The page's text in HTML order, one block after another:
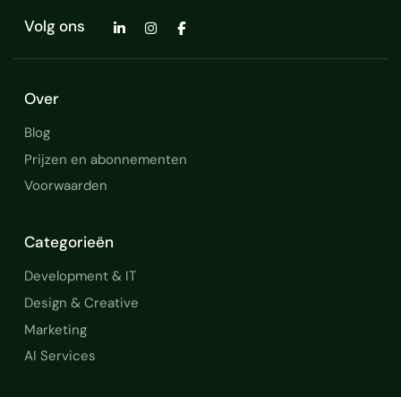
Volg ons
Over
Blog
Prijzen en abonnementen
Voorwaarden
Categorieën
Development & IT
Design & Creative
Marketing
AI Services